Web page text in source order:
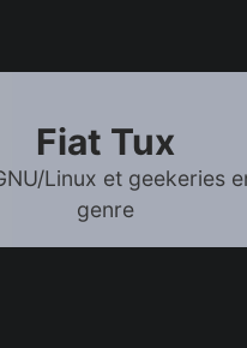
Fiat Tux
Linux et geekeries
genre